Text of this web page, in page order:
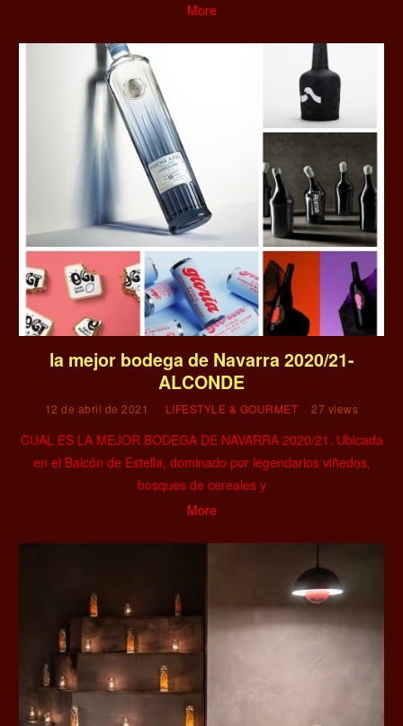
More
la mejor bodega de Navarra 2020/21-
ALCONDE
12 de abril de 2021 LIFESTYLE & GOURMET 27 views
CUAL ES LA MEJOR BODEGA DE NAVARRA 2020/21. Ubicada
en el Balcón de Estella, dominado por legendarios viñedos,
bosques de cereales y
More